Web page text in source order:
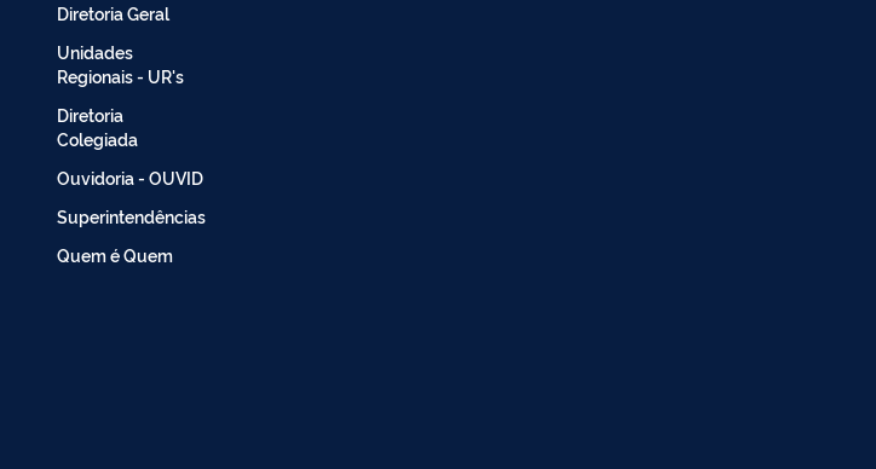
Diretoria Geral
Unidades
Regionais - UR's
Diretoria
Colegiada
Ouvidoria - OUVID
Superintendências
Quem é Quem